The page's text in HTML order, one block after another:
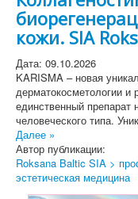
кожи. SIA
Дата: 09.10.2026
KARISMA – новая
дерматокосметологии и
единственный препарат
человеческого типа.
Далее »
Автор публикации:
Roksana Baltic SIA >
эстетическая медицина